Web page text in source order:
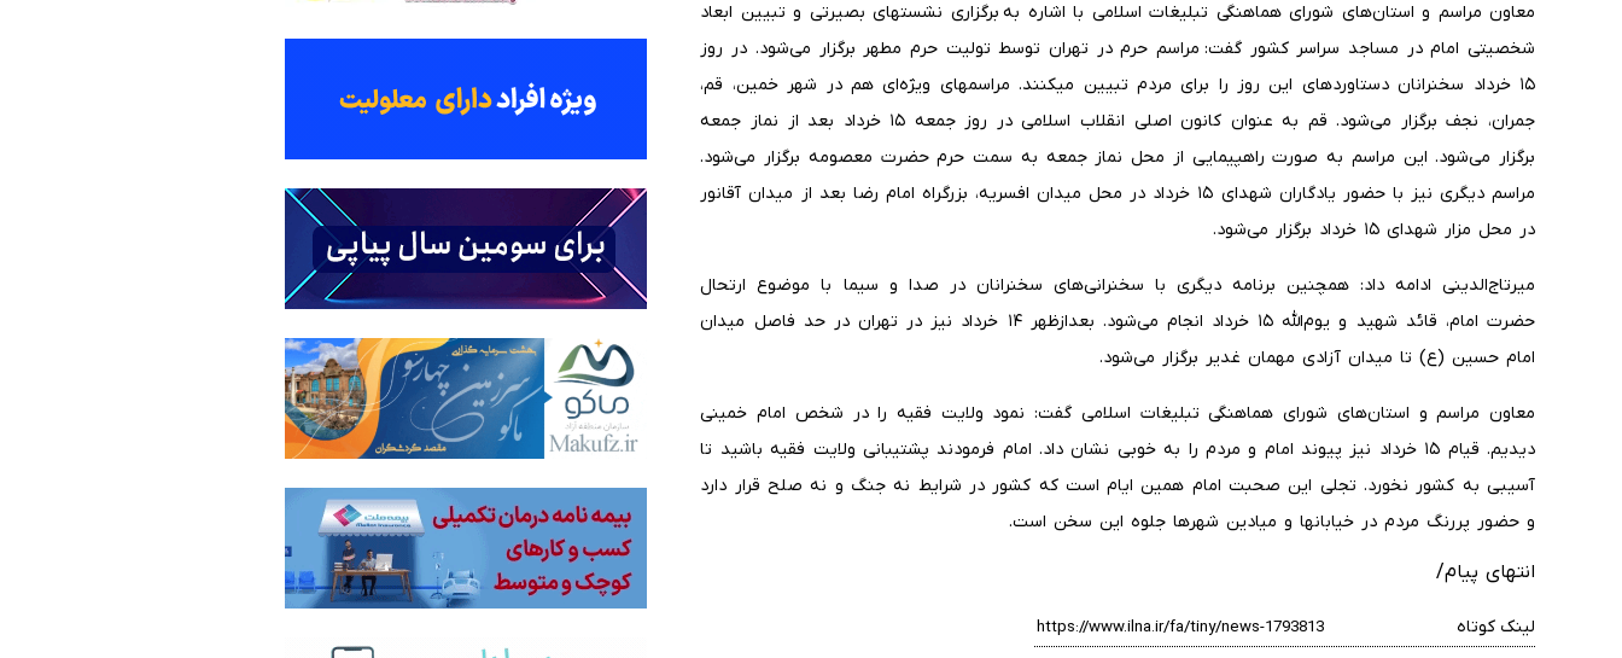
معاون مراسم و استان‌های شورای هماهنگی تبلیغات اسلامی با اشاره به برگزاری نشستهای بصیرتی و تبیین ابعاد
شخصیتی امام در مساجد سراسر کشور گفت: مراسم حرم در تهران توسط تولیت حرم مطهر برگزار می‌شود. در روز
۱۵ خرداد سخنرانان دستاوردهای این روز را برای مردم تبیین میکنند. مراسمهای ویژه‌ای هم در شهر خمین، قم،
جمران، نجف برگزار می‌شود. قم به عنوان کانون اصلی انقلاب اسلامی در روز جمعه ۱۵ خرداد بعد از نماز جمعه
برگزار می‌شود. این مراسم به صورت راهپیمایی از محل نماز جمعه به سمت حرم حضرت معصومه برگزار می‌شود.
مراسم دیگری نیز با حضور یادگاران شهدای ۱۵ خرداد در محل میدان افسریه، بزرگراه امام رضا بعد از میدان آقانور
در محل مزار شهدای ۱۵ خرداد برگزار می‌شود.
میرتاج‌الدینی ادامه داد: همچنین برنامه دیگری با سخنرانی‌های سخنرانان در صدا و سیما با موضوع ارتحال
حضرت امام، قائد شهید و یوم‌الله ۱۵ خرداد انجام می‌شود. بعدازظهر ۱۴ خرداد نیز در تهران در حد فاصل میدان
امام حسین (ع) تا میدان آزادی مهمان غدیر برگزار می‌شود.
معاون مراسم و استان‌های شورای هماهنگی تبلیغات اسلامی گفت: نمود ولایت فقیه را در شخص امام خمینی
دیدیم. قیام ۱۵ خرداد نیز پیوند امام و مردم را به خوبی نشان داد. امام فرمودند پشتیبانی ولایت فقیه باشید تا
آسیبی به کشور نخورد. تجلی این صحبت امام همین ایام است که کشور در شرایط نه جنگ و نه صلح قرار دارد
و حضور پررنگ مردم در خیابانها و میادین شهرها جلوه این سخن است.
انتهای پیام/
لینک کوتاه